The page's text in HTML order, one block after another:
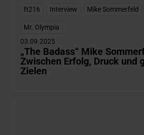
ft216 Interview Mike Sommerfeld
Mr. Olympia
03.09.2025
„The Badass“ Mike
Zwischen Erfolg, Druck und
Zielen